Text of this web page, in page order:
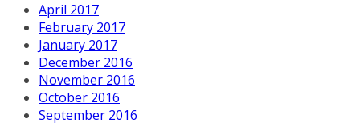
April 2017
February 2017
January 2017
December 2016
November 2016
October 2016
September 2016